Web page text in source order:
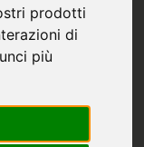
prodotti
di
più